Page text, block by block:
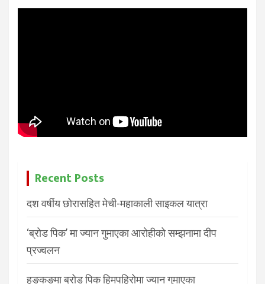
Recent Posts
दश वर्षीय छोरासहित मेची-महाकाली साइकल यात्रा
‘ब्रोड पिक’ मा ज्यान गुमाएका आरोहीको सम्झनामा दीप
प्रज्वलन
हङकङमा ब्रोड पिक हिमपहिरोमा ज्यान गुमाएका